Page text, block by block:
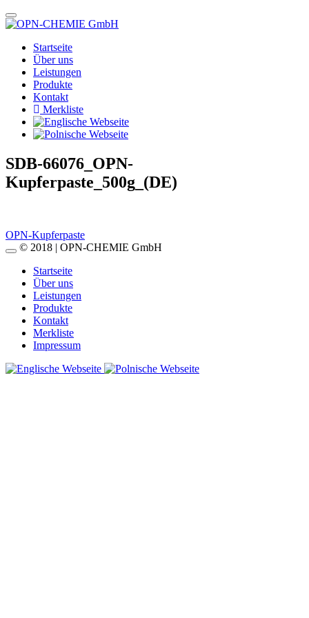
Startseite
Über uns
Leistungen
Produkte
Kontakt
Merkliste
SDB-66076_OPN-
Kupferpaste_500g_(DE)
Beitragsnavigation
OPN-Kupferpaste
© 2018 | OPN-CHEMIE GmbH
Startseite
Über uns
Leistungen
Produkte
Kontakt
Merkliste
Impressum